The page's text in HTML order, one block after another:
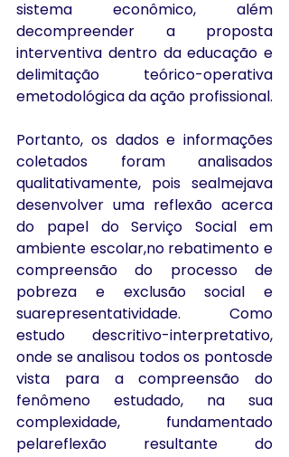
sistema econômico, além
decompreender a proposta
interventiva dentro da educação e
delimitação teórico-operativa
Portanto, os dados e informações
coletados foram analisados
qualitativamente, pois sealmejava
desenvolver uma reflexão acerca
do papel do Serviço Social em
ambiente escolar,no rebatimento e
compreensão do processo de
pobreza e exclusão social e
suarepresentatividade. Como
estudo descritivo-interpretativo,
onde se analisou todos os pontosde
vista para a compreensão do
fenômeno estudado, na sua
complexidade, fundamentado
pelareflexão resultante do